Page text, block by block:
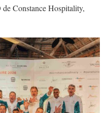
Constance Hospitality,